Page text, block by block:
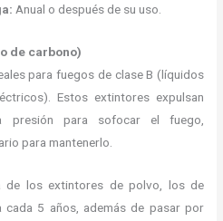
Anual o después de su uso.
de carbono)
para fuegos de clase B (líquidos
Estos extintores expulsan
para sofocar el fuego,
para mantenerlo.
de los extintores de polvo, los de
cada 5 años, además de pasar por